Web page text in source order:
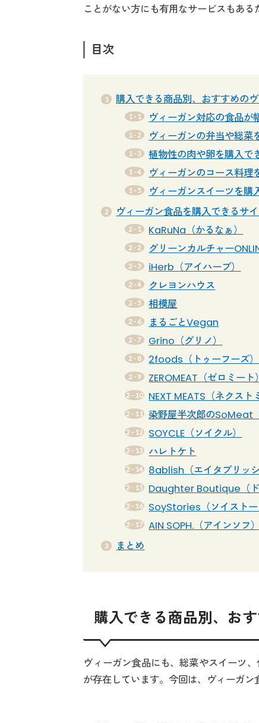
ことがない方にも有用なサービスもある
目次
購入できる商品別、おすすめの
ヴィーガン対応の食品が
ヴィーガンの弁当や総菜
植物性の肉や卵を購入で
ヴィーガンのコース料理
ヴィーガンスイーツを購
ヴィーガン食品を購入できるサ
KaRuNa（かるなぁ）
グリーンカルチャー
iHerb（アイハーブ）
クレヨンハウス
相模屋
まるごとVegan
Grino（グリノ）
2foods（トゥーフーズ）
ZEROMEAT（ゼロミート）
NEXT MEATS（ネクスト
染野屋半次郎のSoMeat
SOYCLE（ソイクル）
ハレトケト
8ablish（エイタブリッシ
Daughter Boutique（ド
SoyStories（ソイストー
AIN SOPH.（アインソフ）
まとめ
購入できる商品別、お
ヴィーガン食品にも、総菜やスイーツ
が存在しています。今回は、ヴィーガン